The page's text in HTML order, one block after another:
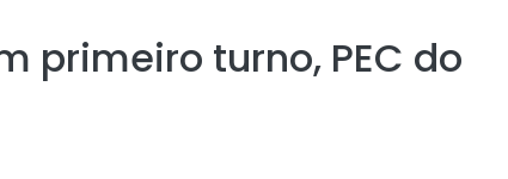
primeiro turno, PEC do